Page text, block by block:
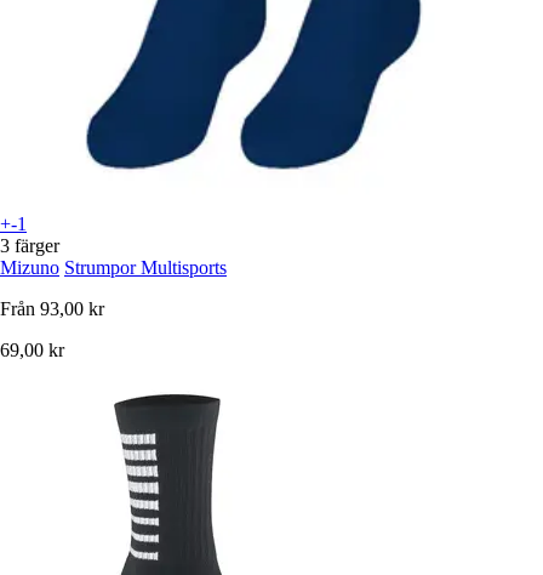
+-1
3 färger
Mizuno Strumpor Multisports
Från 93,00 kr
69,00 kr